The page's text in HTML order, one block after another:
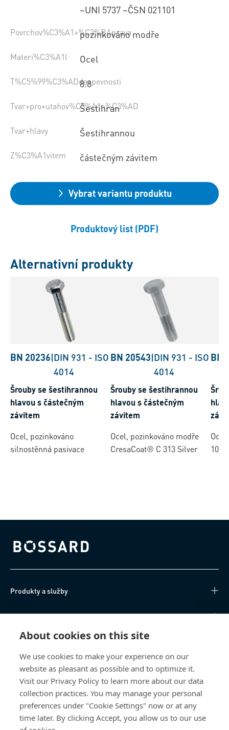
About cookies on this site
We use cookies to make your experience on our
website as pleasant as possible and to optimize it.
Visit our Privacy Policy to learn more about our data
collection practices. You may manage your personal
preferences under "Cookie Settings" now or at any
time later. By clicking Accept, you allow us to our use
~UNI 5737 ~ČSN 021101
Povrchov%C3%A1+%C3%BAprava
pozinkováno modře
Materi%C3%A1l Ocel
T%C5%99%C3%ADda+pevnosti
8.8
Tvar+pro+utahov%C3%A1n%C3%AD
Šestihran
Tvar+hlavy Šestihrannou
Z%C3%A1vitem částečným závitem
Vybrat variantu produktu
Produktový list (PDF)
Alternativní produkty
BN 20236|DIN 931 - ISO
4014
Šrouby se šestihrannou
hlavou s částečným
závitem
Ocel, pozinkováno
silnostěnná pasivace
BN 20543|DIN 931 - ISO
4014
Šrouby se šestihrannou
hlavou s částečným
závitem
Ocel, pozinkováno modře
CresaCoat® C 313 Silver
BN
Bossard homepage
Produkty a služby
Technické informace
O nás
Bossard Česká republika
Tuřanka 1519/115a
627 00 Brno